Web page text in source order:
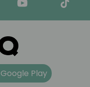
Google Play